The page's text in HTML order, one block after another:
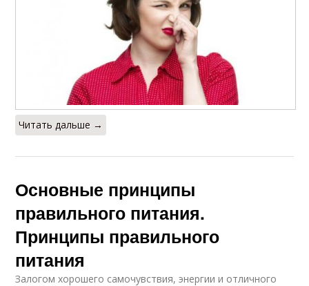
Читать дальше →
Основные принципы
правильного питания.
Принципы правильного
питания
Залогом хорошего самочувствия, энергии и отличного